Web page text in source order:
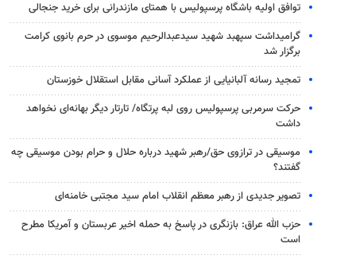
توافق اولیه باشگاه پرسپولیس با همتای مازندرانی برای خرید جنجالی
گرامیداشت سپهبد شهید سیدعبدالرحیم موسوی در حرم بانوی کرامت
برگزار شد
تمجید رسانه آلبانیایی از عملکرد آسانی مقابل استقلال خوزستان
حرکت سرمربی پرسپولیس روی لبه پرتگاه/ تارتار دیگر بهانه‌ای نخواهد
داشت
موسیقی در ترازوی حق/رهبر شهید درباره حلال و حرام بودن موسیقی چه
گفتند؟
تصویر جدیدی از رهبر معظم انقلاب امام سید مجتبی خامنه‌ای
حزب الله عراق: بازنگری در پاسخ به حمله اخیر عربستان و آمریکا مطرح
است